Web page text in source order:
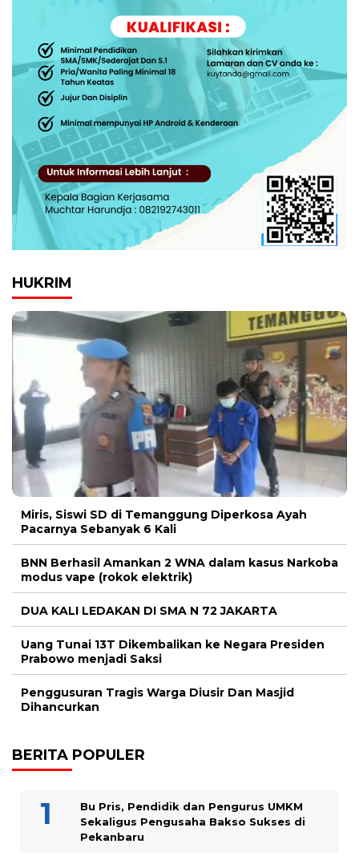
HUKRIM
Miris, Siswi SD di Temanggung Diperkosa Ayah
Pacarnya Sebanyak 6 Kali
BNN Berhasil Amankan 2 WNA dalam kasus Narkoba
modus vape (rokok elektrik)
DUA KALI LEDAKAN DI SMA N 72 JAKARTA
Uang Tunai 13T Dikembalikan ke Negara Presiden
Prabowo menjadi Saksi
Penggusuran Tragis Warga Diusir Dan Masjid
Dihancurkan
BERITA POPULER
Bu Pris, Pendidik dan Pengurus UMKM
Sekaligus Pengusaha Bakso Sukses di
Pekanbaru